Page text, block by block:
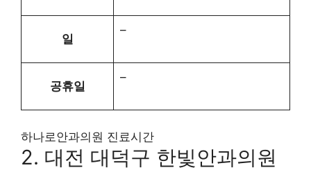
일
–
공휴일
–
하나로안과의원 진료시간
2. 대전 대덕구 한빛안과의원